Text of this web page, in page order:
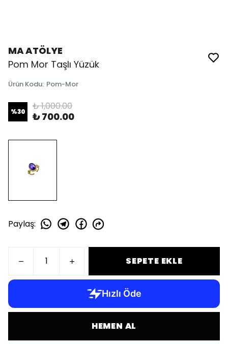
MA ATÖLYE
Pom Mor Taşlı Yüzük
Ürün Kodu: Pom-Mor
%30 ₺ 1,000.00
₺ 700.00
Paylaş:
SEPETE EKLE
HEMEN AL